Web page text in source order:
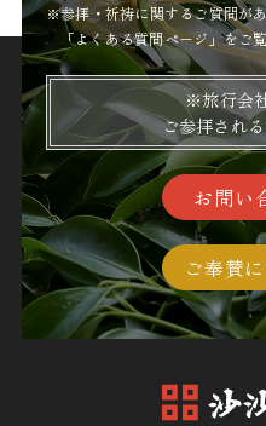
※参拝・祈祷に関するご質問が
「よくある質問ページ」をご
※旅行会
ご参拝され
お問い
ご奉賛